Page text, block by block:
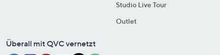
Studio Live Tour
Outlet
Überall mit QVC vernetzt